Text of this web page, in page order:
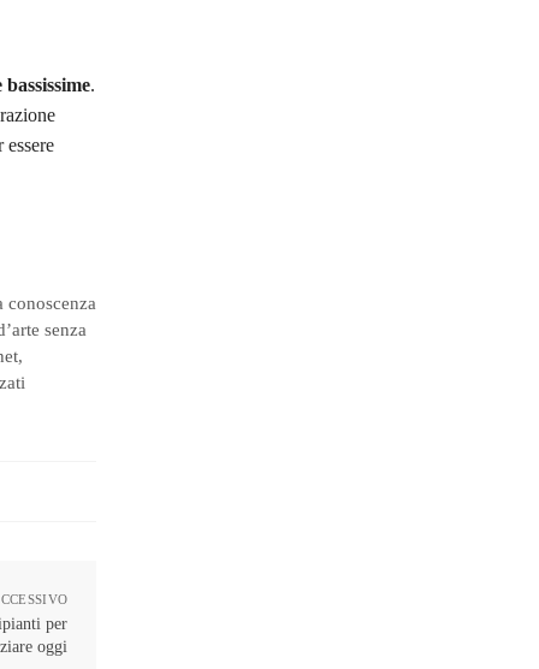
bassissime.
conoscenza
senza
per
oggi